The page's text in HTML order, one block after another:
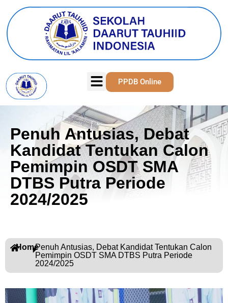
PPDB Online
Penuh Antusias, Debat
Kandidat Tentukan Calon
Pemimpin OSDT SMA
DTBS Putra Periode
2024/2025
HomePenuh Antusias, Debat Kandidat Tentukan Calon
Pemimpin OSDT SMA DTBS Putra Periode
2024/2025